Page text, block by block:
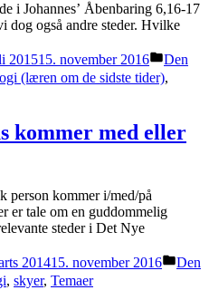
i Johannesʼ Åbenbaring 6,16-17
dog også andre steder. Hvilke
201515. november 2016
Posted
in
Den
(læren om de sidste tider),
kommer med eller
person kommer i/med/på
er tale om en guddommelig
steder i Det Nye
201415. november 2016
Den
, skyer, Temaer